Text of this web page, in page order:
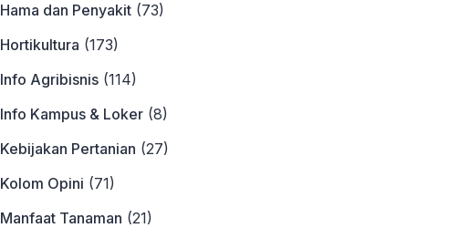
Hama dan Penyakit(73)
Hortikultura (173)
Info Agribisnis(114)
Info Kampus & Loker(8)
Kebijakan Pertanian (27)
Kolom Opini (71)
Manfaat Tanaman (21)